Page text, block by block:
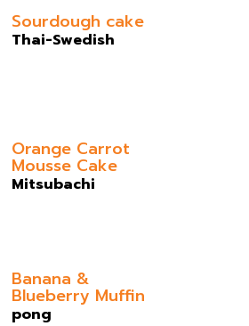
Sourdough cake
Thai-Swedish
Orange Carrot
Mousse Cake
Mitsubachi
Banana &
Blueberry Muffin
pong